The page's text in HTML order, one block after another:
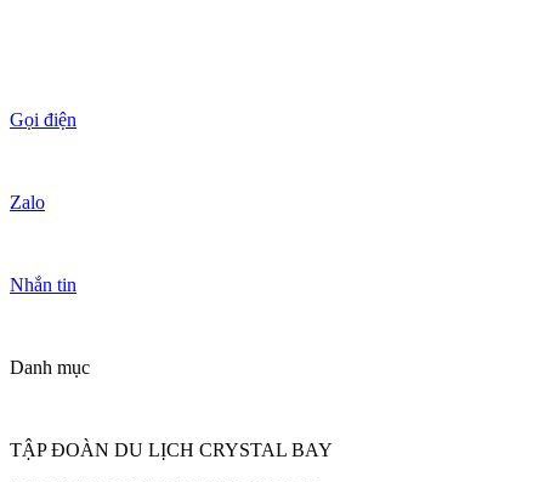
Gọi điện
Zalo
Nhắn tin
Danh mục
TẬP ĐOÀN DU LỊCH CRYSTAL BAY